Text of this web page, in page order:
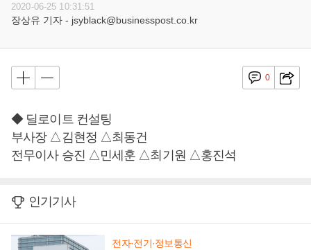
2020-06-25 10:31:51
장상유 기자 - jsyblack@businesspost.co.kr
0
◆ 딜로이트 컨설팅
부사장 △김현정 △최동건
전무이사 승진 △민세훈 △최기원 △홍진석
인기기사
전자·전기·정보통신